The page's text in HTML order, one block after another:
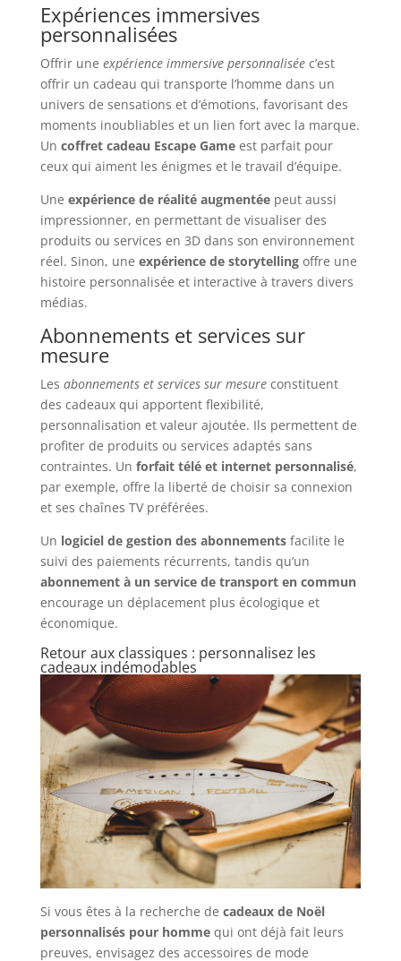
Expériences immersives
personnalisées
Offrir une expérience immersive personnaliséec’est
offrir un cadeau qui transporte l’homme dans un
univers de sensations et d’émotions, favorisant des
moments inoubliables et un lien fort avec la marque.
Un coffret cadeau Escape Gameest parfait pour
ceux qui aiment les énigmes et le travail d’équipe.
Une expérience de réalité augmentéepeut aussi
impressionner, en permettant de visualiser des
produits ou services en 3D dans son environnement
réel. Sinon, une expérience de storytellingoffre une
histoire personnalisée et interactive à travers divers
médias.
Abonnements et services sur
mesure
Les abonnements et services sur mesureconstituent
des cadeaux qui apportent flexibilité,
personnalisation et valeur ajoutée. Ils permettent de
profiter de produits ou services adaptés sans
contraintes. Un forfait télé et internet personnalisé,
par exemple, offre la liberté de choisir sa connexion
et ses chaînes TV préférées.
Un logiciel de gestion des abonnementsfacilite le
suivi des paiements récurrents, tandis qu’un
abonnement à un service de transport en commun
encourage un déplacement plus écologique et
économique.
Retour aux classiques : personnalisez les
cadeaux indémodables
Si vous êtes à la recherche de cadeaux de Noël
personnalisés pour hommequi ont déjà fait leurs
preuves, envisagez des accessoires de mode